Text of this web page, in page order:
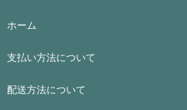
ホーム
支払い方法について
配送方法について